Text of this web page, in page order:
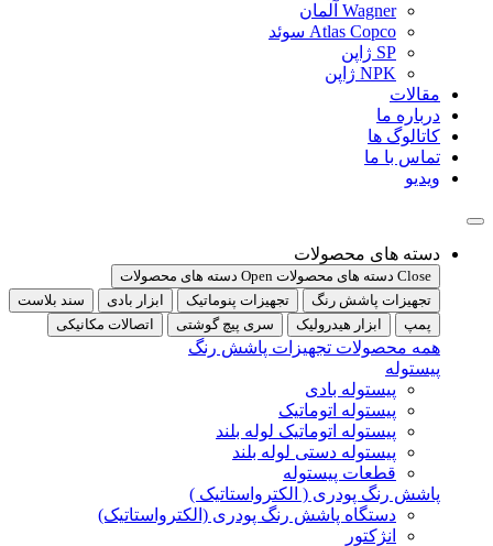
Wagner آلمان
Atlas Copco سوئد
SP ژاپن
NPK ژاپن
مقالات
درباره ما
کاتالوگ ها
تماس با ما
ویدیو
دسته های محصولات
Close دسته های محصولات
Open دسته های محصولات
تجهیزات پاشش رنگ
تجهیزات پنوماتیک ابزار بادی
سند بلاست
پمپ
ابزار هیدرولیک سری پیچ گوشتی اتصالات مکانیکی
همه محصولات تجهیزات پاشش رنگ
پیستوله
پیستوله بادی
پیستوله اتوماتیک
پیستوله اتوماتیک لوله بلند
پیستوله دستی لوله بلند
قطعات پیستوله
پاشش رنگ پودری ( الکترواستاتیک )
دستگاه پاشش رنگ پودری (الکترواستاتیک)
انژکتور